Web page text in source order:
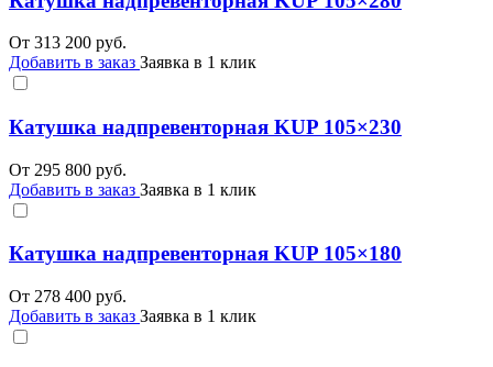
От 313 200 руб.
Добавить в заказ Заявка в 1 клик
Катушка надпревенторная KUP 105×230
От 295 800 руб.
Добавить в заказ Заявка в 1 клик
Катушка надпревенторная KUP 105×180
От 278 400 руб.
Добавить в заказ Заявка в 1 клик